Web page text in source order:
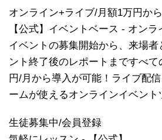
オンライン+ライブ/月額1万円から
【公式】イベントベース - オン
イベントの募集開始から、来場
ント終了後のレポートまですべ
円/月から導入が可能！ライブ配
ームが使えるオンラインイベント
生徒募集中/会員登録